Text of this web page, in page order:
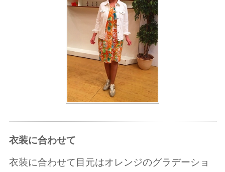
衣装に合わせて
衣装に合わせて目元はオレンジのグラデーショ